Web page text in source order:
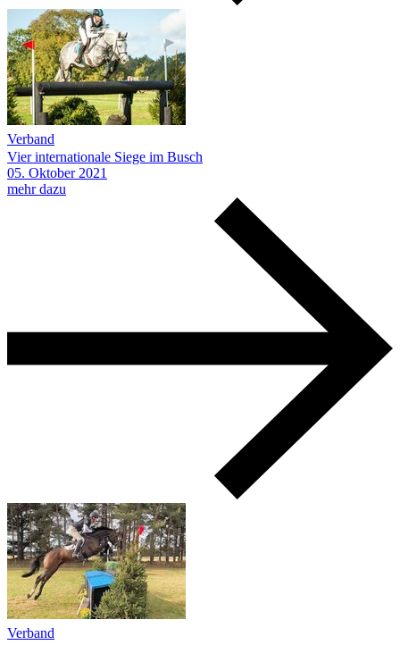
Verband
Vier internationale Siege im Busch
05. Oktober 2021
mehr dazu
Verband